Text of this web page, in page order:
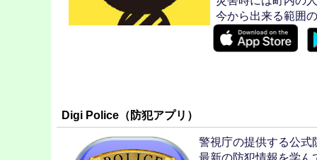
今から出来る範囲
Digi Police（防犯アプリ）
警視庁の提供する公式
最新の防犯情報を学ん